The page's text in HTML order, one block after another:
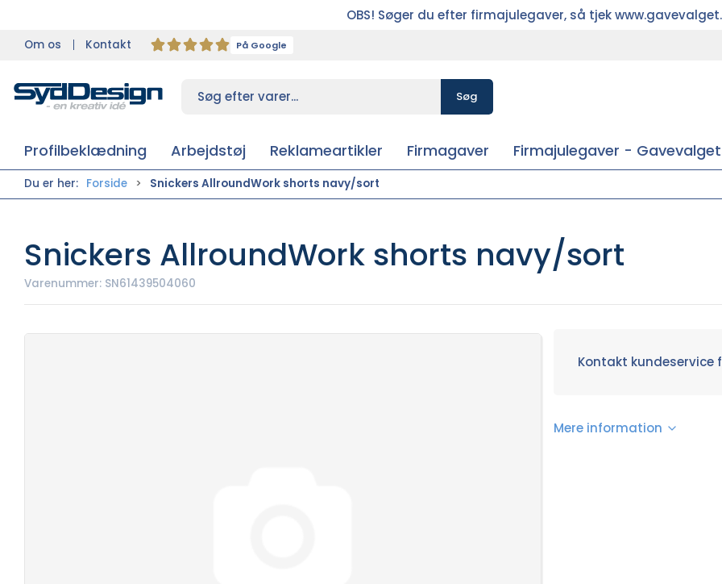
OBS! Søger du efter firmajulegaver, så tjek
Om os Kontakt På Google
Søg
Profilbeklædning Arbejdstøj Reklameartikler Firmagaver Firmajulegaver -
Du er her: Forside Snickers AllroundWork shorts navy/sort
Snickers AllroundWork shorts navy/sort
Varenummer: SN61439504060
Kontakt
Mere information